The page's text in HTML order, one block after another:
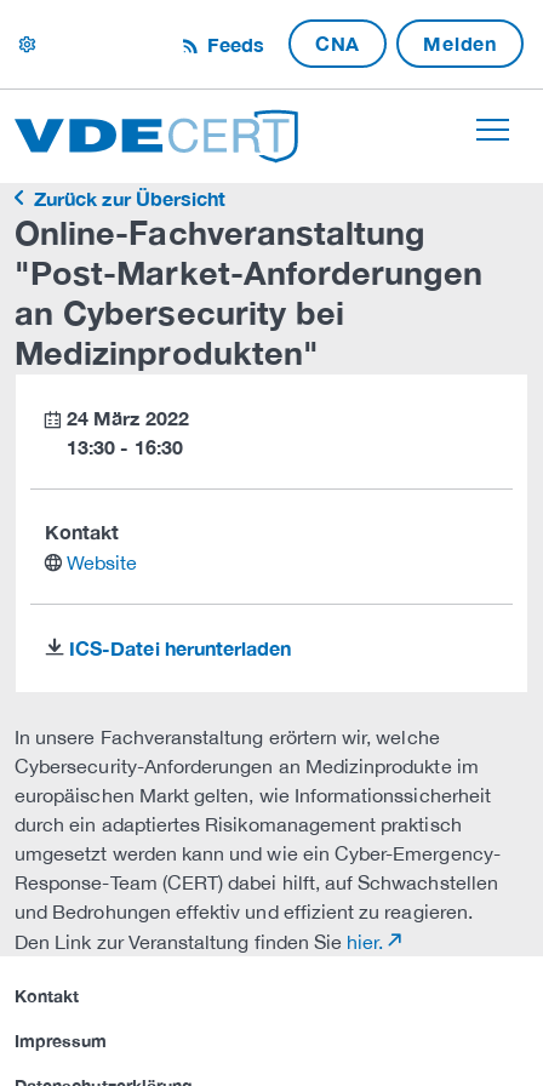
settings Feeds CNA Melden
Zurück zur Übersicht
Online-Fachveranstaltung
"Post-Market-Anforderungen
an Cybersecurity bei
Medizinprodukten"
In unsere Fachveranstaltung erörtern wir, welche
Cybersecurity-Anforderungen an Medizinprodukte im
europäischen Markt gelten, wie Informationssicherheit
durch ein adaptiertes Risikomanagement praktisch
umgesetzt werden kann und wie ein Cyber-Emergency-
Response-Team (CERT) dabei hilft, auf Schwachstellen
und Bedrohungen effektiv und effizient zu reagieren.
Den Link zur Veranstaltung finden Sie hier.
calendar 24 März 2022
13:30 - 16:30
Kontakt
website Website
download ICS-Datei herunterladen
Kontakt
Impressum